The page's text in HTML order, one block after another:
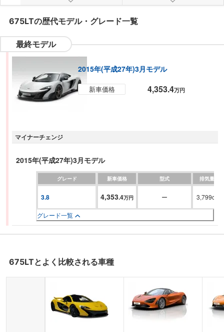
675LTの歴代モデル・グレード一覧
最終モデル
2015年(平成27年)3月モデル
新車価格 4,353.4万円
マイナーチェンジ
2015年(平成27年)3月モデル
グレード 新車価格 型式 排気量
3.8 4,353.4万円 ー 3,799cc
グレード一覧
675LTとよく比較される車種